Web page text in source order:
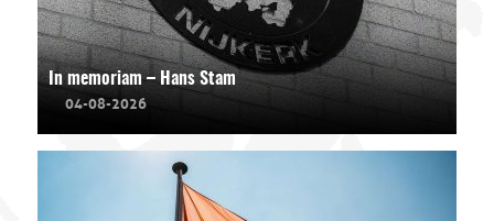
In memoriam – Hans Stam
04-08-2026